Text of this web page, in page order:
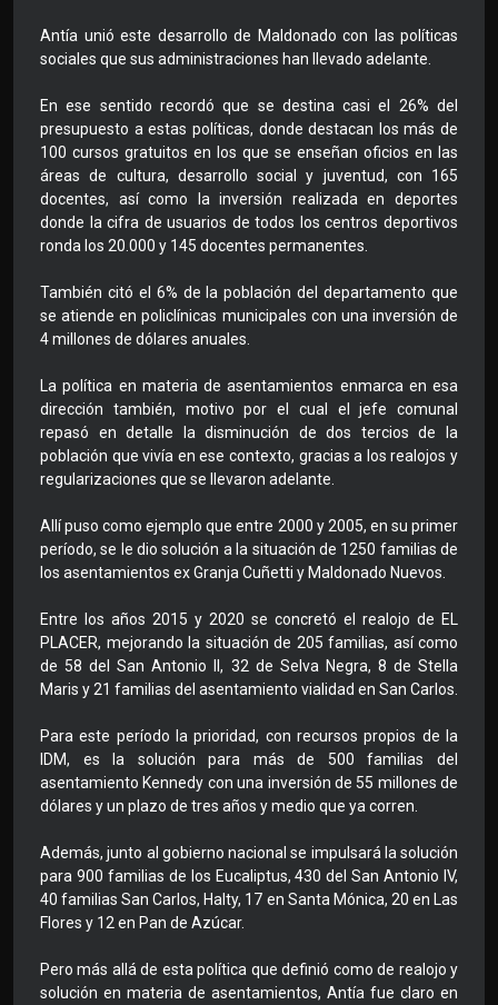
Antía unió este desarrollo de Maldonado con las políticas
sociales que sus administraciones han llevado adelante.
En ese sentido recordó que se destina casi el 26% del
presupuesto a estas políticas, donde destacan los más de
100 cursos gratuitos en los que se enseñan oficios en las
áreas de cultura, desarrollo social y juventud, con 165
docentes, así como la inversión realizada en deportes
donde la cifra de usuarios de todos los centros deportivos
ronda los 20.000 y 145 docentes permanentes.
También citó el 6% de la población del departamento que
se atiende en policlínicas municipales con una inversión de
4 millones de dólares anuales.
La política en materia de asentamientos enmarca en esa
dirección también, motivo por el cual el jefe comunal
repasó en detalle la disminución de dos tercios de la
población que vivía en ese contexto, gracias a los realojos y
regularizaciones que se llevaron adelante.
Allí puso como ejemplo que entre 2000 y 2005, en su primer
período, se le dio solución a la situación de 1250 familias de
los asentamientos ex Granja Cuñetti y Maldonado Nuevos.
Entre los años 2015 y 2020 se concretó el realojo de EL
PLACER, mejorando la situación de 205 familias, así como
de 58 del San Antonio II, 32 de Selva Negra, 8 de Stella
Maris y 21 familias del asentamiento vialidad en San Carlos.
Para este período la prioridad, con recursos propios de la
IDM, es la solución para más de 500 familias del
asentamiento Kennedy con una inversión de 55 millones de
dólares y un plazo de tres años y medio que ya corren.
Además, junto al gobierno nacional se impulsará la solución
para 900 familias de los Eucaliptus, 430 del San Antonio IV,
40 familias San Carlos, Halty, 17 en Santa Mónica, 20 en Las
Flores y 12 en Pan de Azúcar.
Pero más allá de esta política que definió como de realojo y
solución en materia de asentamientos, Antía fue claro en